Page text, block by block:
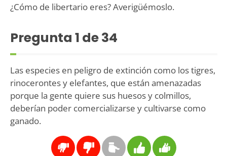
¿Cómo de libertario eres? Averigüémoslo.
Pregunta 1 de 34
Las especies en peligro de extinción como los tigres,
rinocerontes y elefantes, que están amenazadas
porque la gente quiere sus huesos y colmillos,
deberían poder comercializarse y cultivarse como
ganado.